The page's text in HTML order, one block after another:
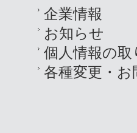
企業情報
お知らせ
個人情報の取
各種変更・お